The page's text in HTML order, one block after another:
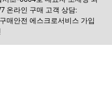
온라인 구매 고객 상담:
매안전 에스크로서비스 가입